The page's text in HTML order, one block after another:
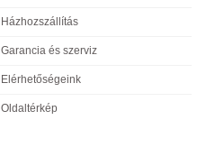
Házhozszállítás
Garancia és szerviz
Elérhetőségeink
Oldaltérkép